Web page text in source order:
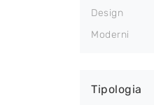
Design
Moderni
Tipologia